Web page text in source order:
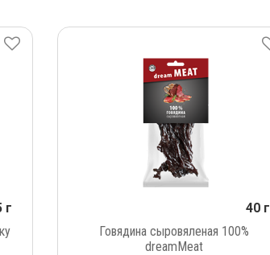
г
40 г
Говядина сыровяленая 100%
dreamMeat